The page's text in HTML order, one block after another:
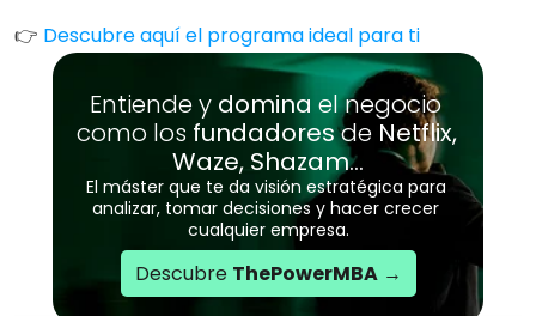
👉 Descubre aquí el programa ideal para ti
Entiende y domina el negocio
como los fundadores de Netflix,
Waze, Shazam…
El máster que te da visión estratégica para
analizar, tomar decisiones y hacer crecer
cualquier empresa.
Descubre ThePowerMBA →